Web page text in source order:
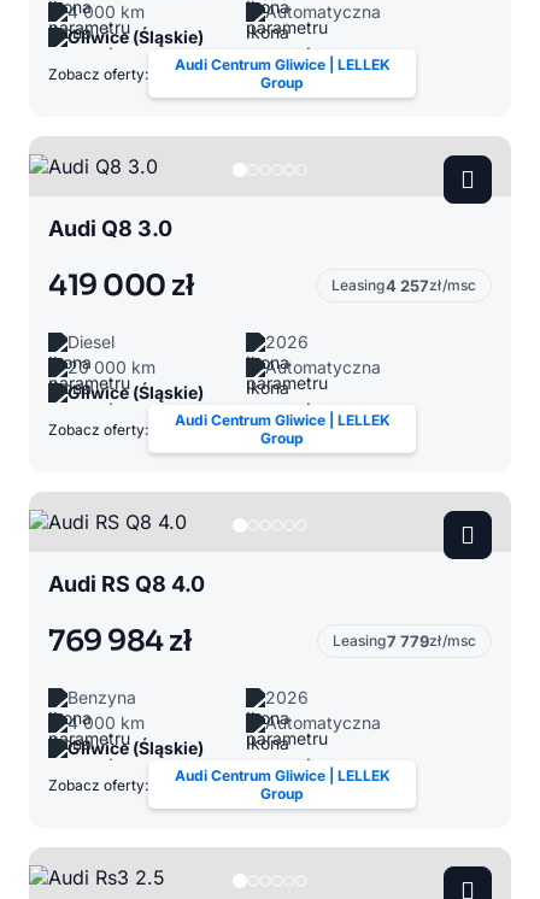
4 000 km
Automatyczna
Gliwice (Śląskie)
Zobacz oferty:
Audi Centrum Gliwice | LELLEK
Group
Audi Q8 3.0
419 000 zł Leasing4 257zł/msc
Diesel
2026
20 000 km
Automatyczna
Gliwice (Śląskie)
Zobacz oferty:
Audi Centrum Gliwice | LELLEK
Group
Audi RS Q8 4.0
769 984 zł Leasing7 779zł/msc
Benzyna
2026
4 000 km
Automatyczna
Gliwice (Śląskie)
Zobacz oferty:
Audi Centrum Gliwice | LELLEK
Group